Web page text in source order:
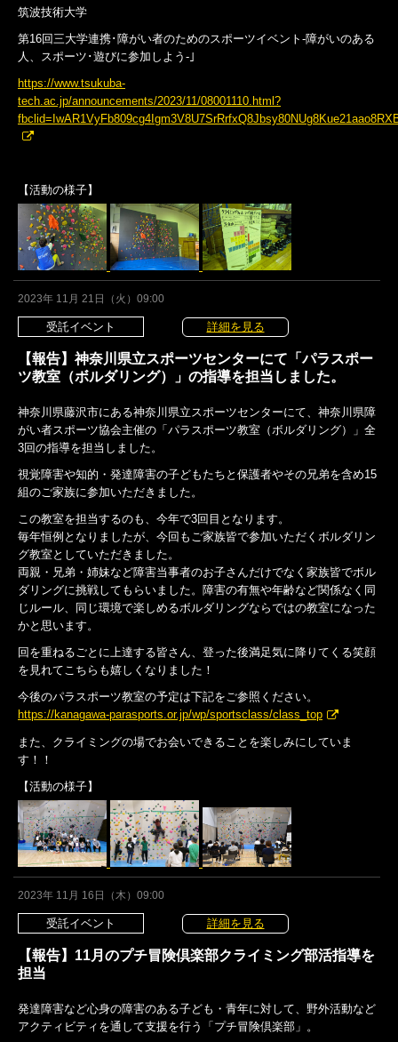
筑波技術大学
第16回三大学連携･障がい者のためのスポーツイベント‐障がいのある
人、スポーツ･遊びに参加しよう‐｣
https://www.tsukuba-
tech.ac.jp/announcements/2023/11/08001110.html?
【活動の様子】
2023年 11月 21日（火）09:00
受託イベント 詳細を見る
【報告】神奈川県立スポーツセンターにて「パラスポー
ツ教室（ボルダリング）」の指導を担当しました。
神奈川県藤沢市にある神奈川県立スポーツセンターにて、神奈川県障
がい者スポーツ協会主催の「パラスポーツ教室（ボルダリング）」全
3回の指導を担当しました。
視覚障害や知的・発達障害の子どもたちと保護者やその兄弟を含め15
組のご家族に参加いただきました。
この教室を担当するのも、今年で3回目となります。
毎年恒例となりましたが、今回もご家族皆で参加いただくボルダリン
グ教室としていただきました。
両親・兄弟・姉妹など障害当事者のお子さんだけでなく家族皆でボル
ダリングに挑戦してもらいました。障害の有無や年齢など関係なく同
じルール、同じ環境で楽しめるボルダリングならではの教室になった
かと思います。
回を重ねるごとに上達する皆さん、登った後満足気に降りてくる笑顔
を見れてこちらも嬉しくなりました！
今後のパラスポーツ教室の予定は下記をご参照ください。
https://kanagawa-parasports.or.jp/wp/sportsclass/class_top
また、クライミングの場でお会いできることを楽しみにしていま
す！！
【活動の様子】
2023年 11月 16日（木）09:00
受託イベント 詳細を見る
【報告】11月のプチ冒険倶楽部クライミング部活指導を
担当
発達障害など心身の障害のある子ども・青年に対して、野外活動など
アクティビティを通して支援を行う「プチ冒険倶楽部」。